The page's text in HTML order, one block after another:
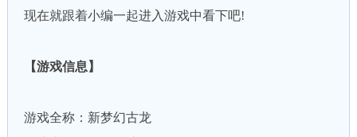
现在就跟着小编一起进入游戏中看下吧!
【游戏信息】
游戏全称：新梦幻古龙